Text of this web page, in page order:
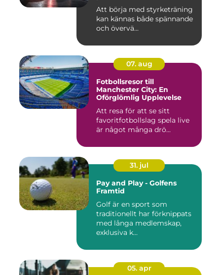
Att börja med styrketräning
kan kännas både spännande
och övervä...
07. aug
Fotbollsresor till
Manchester City: En
Oförglömlig Upplevelse
Att resa för att se sitt
favoritfotbollslag spela live
är något många drö...
31. jul
Pay and Play - Golfens
Framtid
Golf är en sport som
traditionellt har förknippats
med långa medlemskap,
exklusiva k...
05. apr